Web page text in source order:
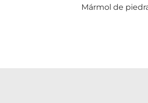
Mármol de